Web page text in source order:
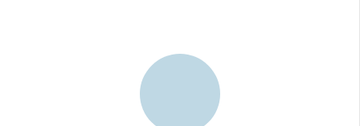
farmaceutický velkoobchod